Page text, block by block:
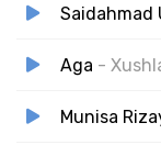
Saidahmad
Aga -
Munisa